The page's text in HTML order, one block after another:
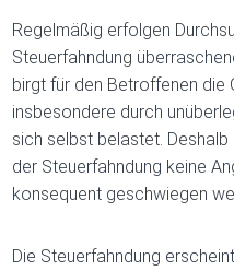
Regelmäßig erfolgen
Steuerfahndung
birgt für den Betroffenen die
insbesondere durch
sich selbst belastet.
der Steuerfahndung keine
konsequent geschwiegen
Die Steuerfahndung